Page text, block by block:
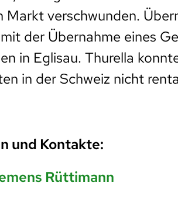
Markt verschwunden.
der Übernahme eines
in Eglisau. Thurella
in der Schweiz nicht
und Kontakte:
Rüttimann